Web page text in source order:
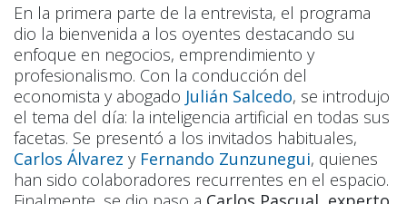
En la primera parte de la entrevista, el programa
dio la bienvenida a los oyentes destacando su
enfoque en negocios, emprendimiento y
profesionalismo. Con la conducción del
economista y abogado Julián Salcedo, se introdujo
el tema del día: la inteligencia artificial en todas sus
facetas. Se presentó a los invitados habituales,
Carlos Álvarez y Fernando Zunzunegui, quienes
han sido colaboradores recurrentes en el espacio.